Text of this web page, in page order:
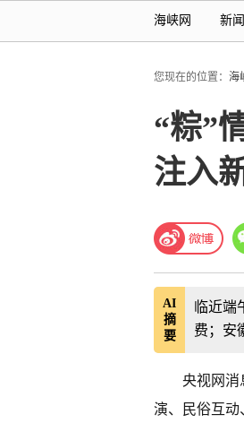
海峡网 新闻
您现在的位置： 海
“粽”
注入
AI
摘
要
临近
费；安
央视网消
演、民俗互动